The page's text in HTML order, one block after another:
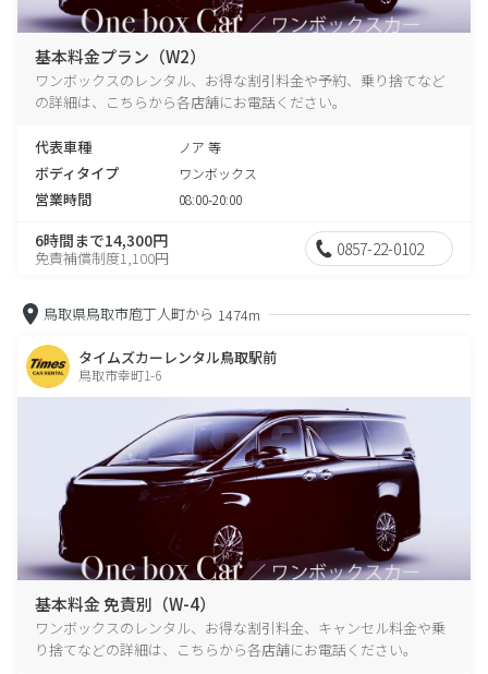
基本料金プラン（W2）
ワンボックスのレンタル、お得な割引料金や予約、乗り捨てなど
の詳細は、こちらから各店舗にお電話ください。
代表車種 ノア 等
ボディタイプ ワンボックス
営業時間 08:00-20:00
6時間まで14,300円
免責補償制度1,100円 0857-22-0102
鳥取県鳥取市庖丁人町から 1474m
タイムズカーレンタル鳥取駅前
鳥取市幸町1-6
基本料金 免責別（W-4）
ワンボックスのレンタル、お得な割引料金、キャンセル料金や乗
り捨てなどの詳細は、こちらから各店舗にお電話ください。